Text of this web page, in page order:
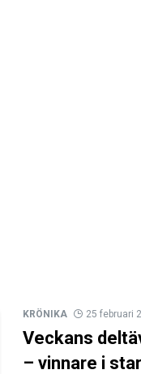
KRÖNIKA 25 februari
Veckans
– vinnare i